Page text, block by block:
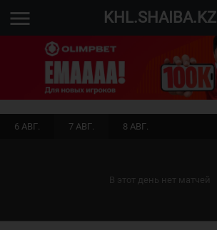
menu KHL.SHAIBA.KZ
6 АВГ. 7 АВГ. 8 АВГ.
В этот день нет матчей